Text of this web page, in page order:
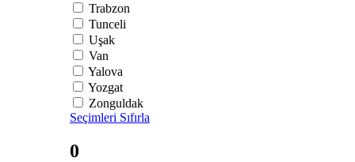
Trabzon
Tunceli
Uşak
Van
Yalova
Yozgat
Zonguldak
Seçimleri Sıfırla
0